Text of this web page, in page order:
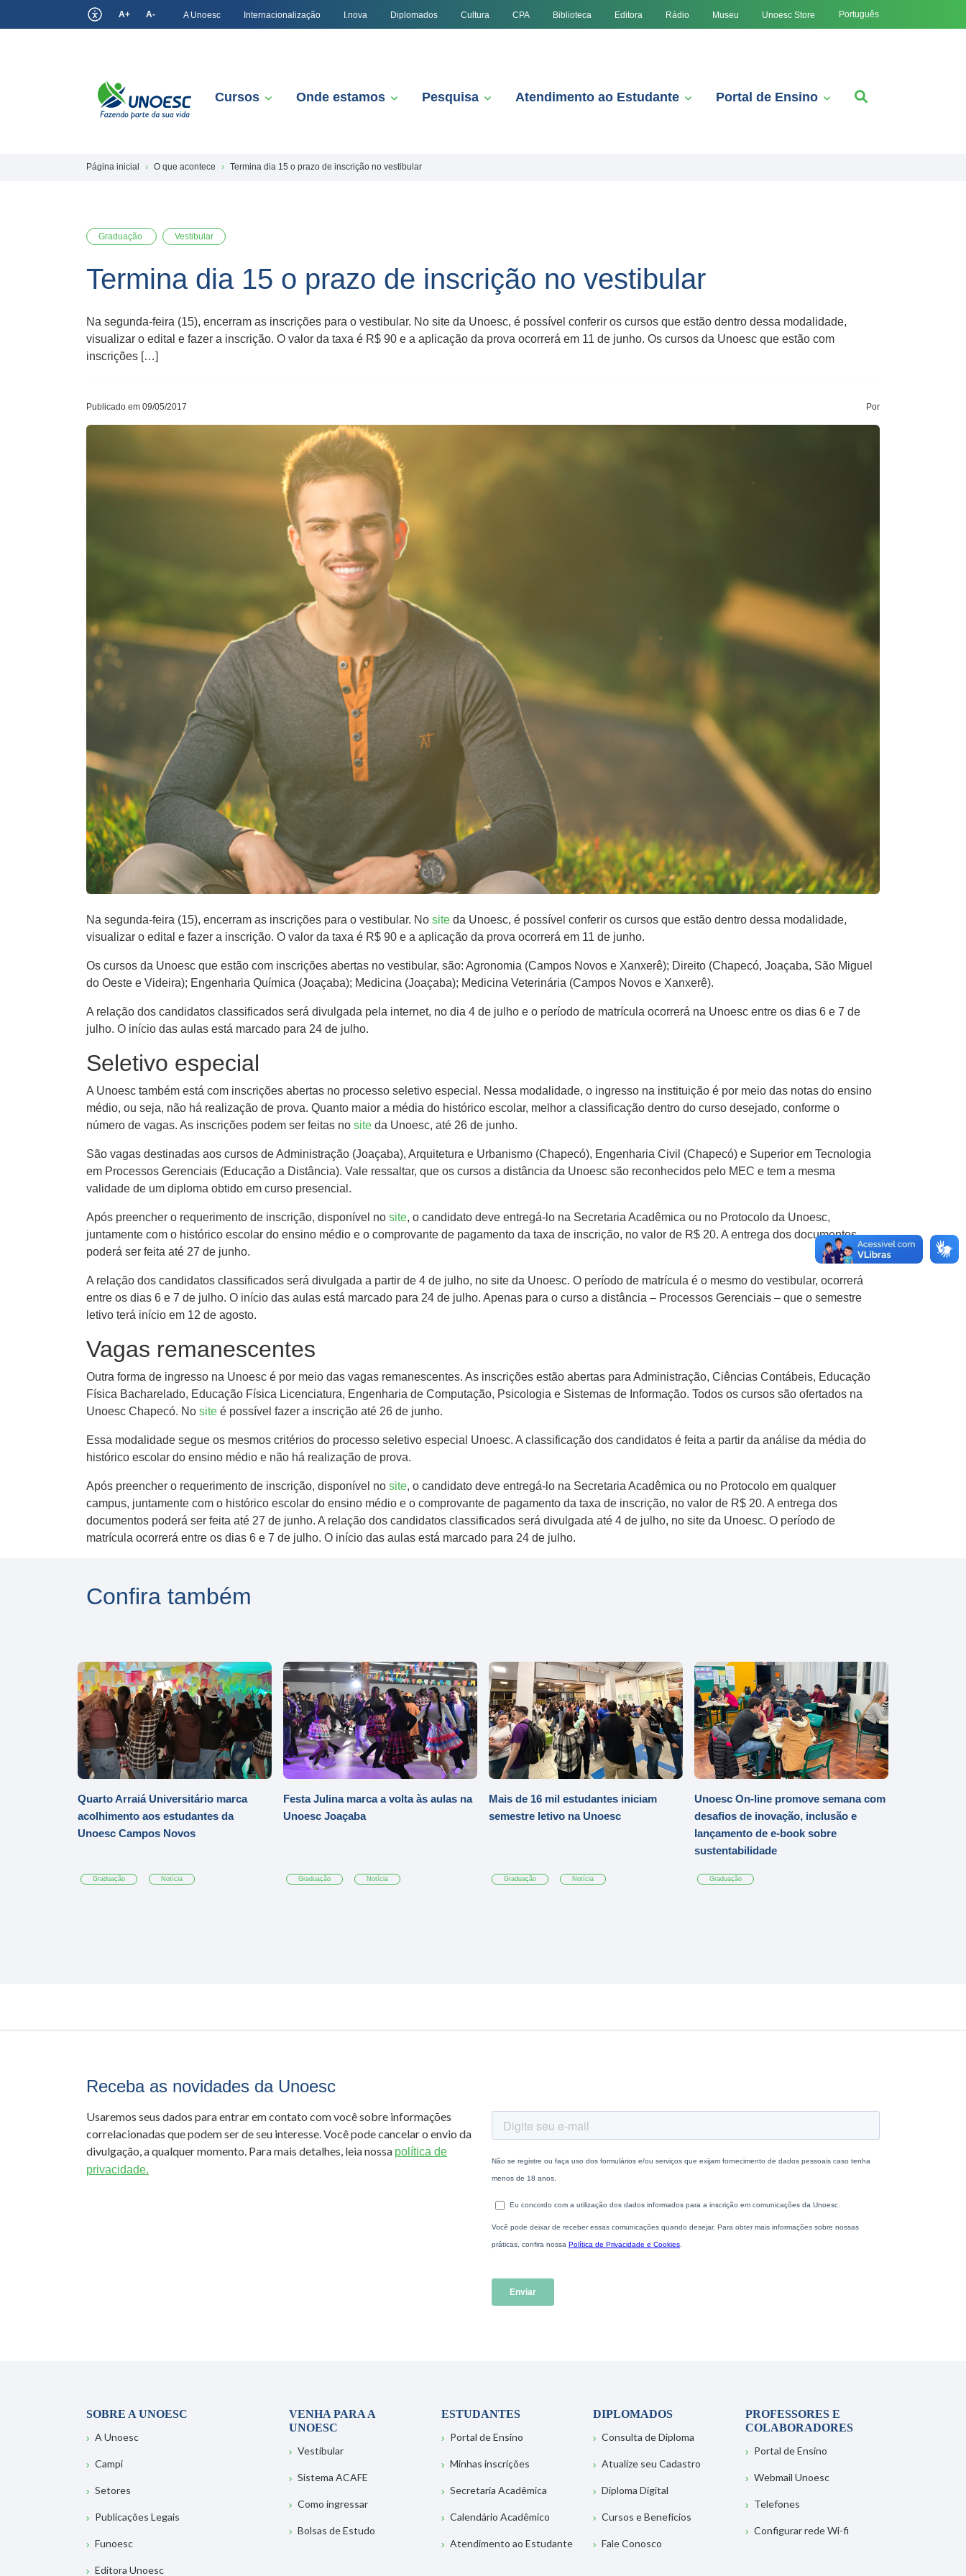
A+ A- A Unoesc Internacionalização I.nova Diplomados Cultura CPA Biblioteca Editora Rádio Museu Unoesc Store Português
Cursos Onde estamos Pesquisa Atendimento ao Estudante Portal de Ensino
Página inicial O que acontece Termina dia 15 o prazo de inscrição no vestibular
Graduação Vestibular
Termina dia 15 o prazo de inscrição no vestibular
Na segunda-feira (15), encerram as inscrições para o vestibular. No site da Unoesc, é possível conferir os cursos que estão dentro dessa modalidade,
visualizar o edital e fazer a inscrição. O valor da taxa é R$ 90 e a aplicação da prova ocorrerá em 11 de junho. Os cursos da Unoesc que estão com
inscrições […]
Publicado em 09/05/2017 Por
Na segunda-feira (15), encerram as inscrições para o vestibular. No site da Unoesc, é possível conferir os cursos que estão dentro dessa modalidade,
visualizar o edital e fazer a inscrição. O valor da taxa é R$ 90 e a aplicação da prova ocorrerá em 11 de junho.
Os cursos da Unoesc que estão com inscrições abertas no vestibular, são: Agronomia (Campos Novos e Xanxerê); Direito (Chapecó, Joaçaba, São Miguel
do Oeste e Videira); Engenharia Química (Joaçaba); Medicina (Joaçaba); Medicina Veterinária (Campos Novos e Xanxerê).
A relação dos candidatos classificados será divulgada pela internet, no dia 4 de julho e o período de matrícula ocorrerá na Unoesc entre os dias 6 e 7 de
julho. O início das aulas está marcado para 24 de julho.
Seletivo especial
A Unoesc também está com inscrições abertas no processo seletivo especial. Nessa modalidade, o ingresso na instituição é por meio das notas do ensino
médio, ou seja, não há realização de prova. Quanto maior a média do histórico escolar, melhor a classificação dentro do curso desejado, conforme o
número de vagas. As inscrições podem ser feitas no site da Unoesc, até 26 de junho.
São vagas destinadas aos cursos de Administração (Joaçaba), Arquitetura e Urbanismo (Chapecó), Engenharia Civil (Chapecó) e Superior em Tecnologia
em Processos Gerenciais (Educação a Distância). Vale ressaltar, que os cursos a distância da Unoesc são reconhecidos pelo MEC e tem a mesma
validade de um diploma obtido em curso presencial.
Após preencher o requerimento de inscrição, disponível no site, o candidato deve entregá-lo na Secretaria Acadêmica ou no Protocolo da Unoesc,
juntamente com o histórico escolar do ensino médio e o comprovante de pagamento da taxa de inscrição, no valor de R$ 20. A entrega dos documentos
poderá ser feita até 27 de junho.
A relação dos candidatos classificados será divulgada a partir de 4 de julho, no site da Unoesc. O período de matrícula é o mesmo do vestibular, ocorrerá
entre os dias 6 e 7 de julho. O início das aulas está marcado para 24 de julho. Apenas para o curso a distância – Processos Gerenciais – que o semestre
letivo terá início em 12 de agosto.
Vagas remanescentes
Outra forma de ingresso na Unoesc é por meio das vagas remanescentes. As inscrições estão abertas para Administração, Ciências Contábeis, Educação
Física Bacharelado, Educação Física Licenciatura, Engenharia de Computação, Psicologia e Sistemas de Informação. Todos os cursos são ofertados na
Unoesc Chapecó. No site é possível fazer a inscrição até 26 de junho.
Essa modalidade segue os mesmos critérios do processo seletivo especial Unoesc. A classificação dos candidatos é feita a partir da análise da média do
histórico escolar do ensino médio e não há realização de prova.
Após preencher o requerimento de inscrição, disponível no site, o candidato deve entregá-lo na Secretaria Acadêmica ou no Protocolo em qualquer
campus, juntamente com o histórico escolar do ensino médio e o comprovante de pagamento da taxa de inscrição, no valor de R$ 20. A entrega dos
documentos poderá ser feita até 27 de junho. A relação dos candidatos classificados será divulgada até 4 de julho, no site da Unoesc. O período de
matrícula ocorrerá entre os dias 6 e 7 de julho. O início das aulas está marcado para 24 de julho.
Confira também
Quarto Arraiá Universitário marca
acolhimento aos estudantes da
Unoesc Campos Novos
Graduação Notícia
Festa Julina marca a volta às aulas na
Unoesc Joaçaba
Graduação Notícia
Mais de 16 mil estudantes iniciam
semestre letivo na Unoesc
Graduação Notícia
Unoesc On-line promove semana com
desafios de inovação, inclusão e
lançamento de e-book sobre
sustentabilidade
Graduação
Receba as novidades da Unoesc
Usaremos seus dados para entrar em contato com você sobre informações
correlacionadas que podem ser de seu interesse. Você pode cancelar o envio da
divulgação, a qualquer momento. Para mais detalhes, leia nossa política de
privacidade.
SOBRE A UNOESC
A Unoesc
Campi
Setores
Publicações Legais
Funoesc
Editora Unoesc
VENHA PARA A
UNOESC
Vestibular
Sistema ACAFE
Como ingressar
Bolsas de Estudo
ESTUDANTES
Portal de Ensino
Minhas inscrições
Secretaria Acadêmica
Calendário Acadêmico
Atendimento ao Estudante
DIPLOMADOS
Consulta de Diploma
Atualize seu Cadastro
Diploma Digital
Cursos e Benefícios
Fale Conosco
PROFESSORES E
COLABORADORES
Portal de Ensino
Webmail Unoesc
Telefones
Configurar rede Wi-fi